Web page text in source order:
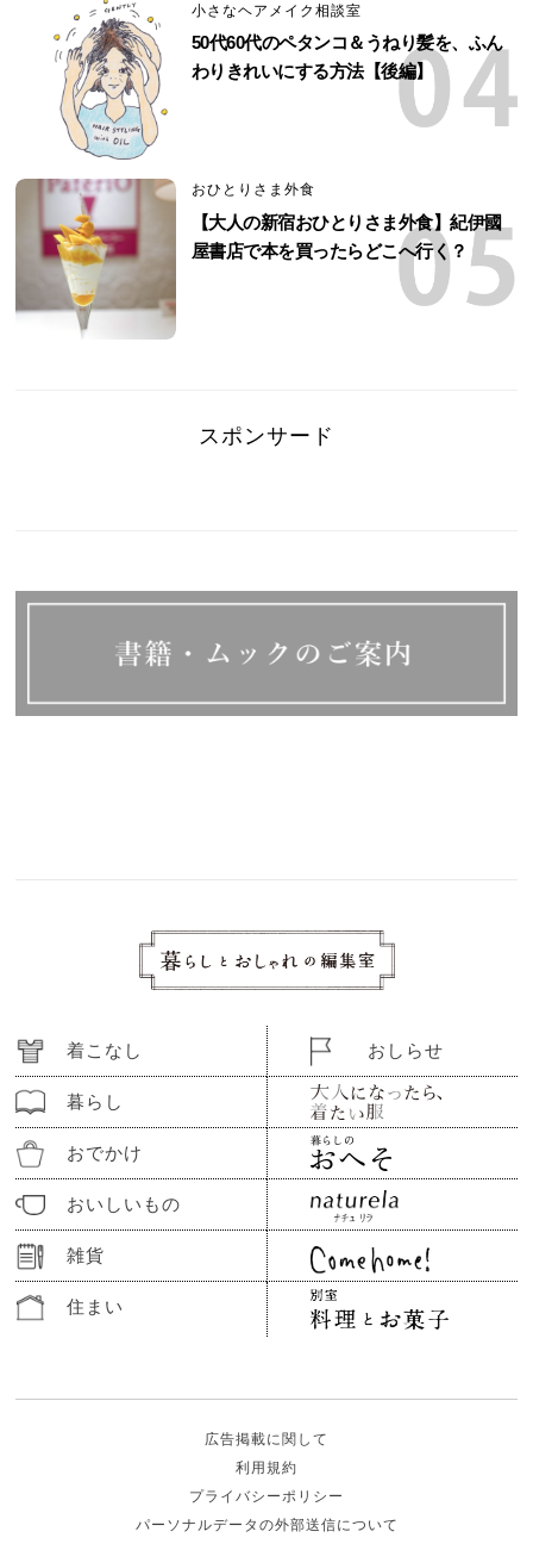
小さなヘアメイク相談室
50代60代のペタンコ＆うねり髪を、ふん
わりきれいにする方法【後編】
おひとりさま外食
【大人の新宿おひとりさま外食】紀伊國
屋書店で本を買ったらどこへ行く？
スポンサード
着こなし
暮らし
おでかけ
おいしいもの
雑貨
住まい
おしらせ
広告掲載に関して
利用規約
プライバシーポリシー
パーソナルデータの外部送信について